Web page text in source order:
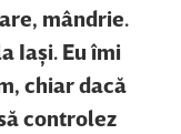
mândrie.
Iaşi. Eu îmi
chiar dacă
controlez